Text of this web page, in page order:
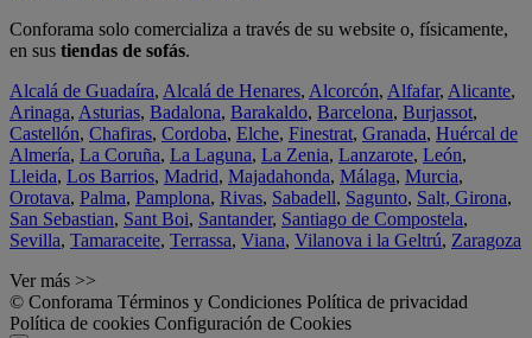
Conforama solo comercializa a través de su website o, físicamente,
en sus tiendas de sofás.
Alcalá de Guadaíra, Alcalá de Henares, Alcorcón, Alfafar, Alicante,
Arinaga, Asturias, Badalona, Barakaldo, Barcelona, Burjassot,
Castellón, Chafiras, Cordoba, Elche, Finestrat, Granada, Huércal de
Almería, La Coruña, La Laguna, La Zenia, Lanzarote, León,
Lleida, Los Barrios, Madrid, Majadahonda, Málaga, Murcia,
Orotava, Palma, Pamplona, Rivas, Sabadell, Sagunto, Salt, Girona,
San Sebastian, Sant Boi, Santander, Santiago de Compostela,
Sevilla, Tamaraceite, Terrassa, Viana, Vilanova i la Geltrú, Zaragoza
Ver más >>
© Conforama Términos y Condiciones Política de privacidad
Política de cookies Configuración de Cookies